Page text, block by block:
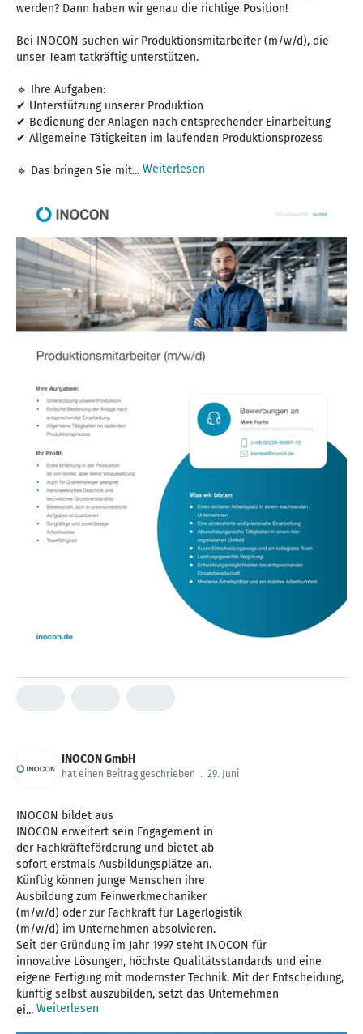
werden? Dann haben wir genau die richtige Position!
Bei INOCON suchen wir Produktionsmitarbeiter (m/w/d), die
unser Team tatkräftig unterstützen.
🔹 Ihre Aufgaben:
✔ Unterstützung unserer Produktion
✔ Bedienung der Anlagen nach entsprechender Einarbeitung
✔ Allgemeine Tätigkeiten im laufenden Produktionsprozess
🔹 Das bringen Sie mit... Weiterlesen
INOCON GmbH
hat einen Beitrag geschrieben . 29. Juni
INOCON bildet aus
INOCON erweitert sein Engagement in
der Fachkräfteförderung und bietet ab
sofort erstmals Ausbildungsplätze an.
Künftig können junge Menschen ihre
Ausbildung zum Feinwerkmechaniker
(m/w/d) oder zur Fachkraft für Lagerlogistik
(m/w/d) im Unternehmen absolvieren.
Seit der Gründung im Jahr 1997 steht INOCON für
innovative Lösungen, höchste Qualitätsstandards und eine
eigene Fertigung mit modernster Technik. Mit der Entscheidung,
künftig selbst auszubilden, setzt das Unternehmen
ei... Weiterlesen